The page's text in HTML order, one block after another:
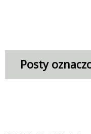
Posty